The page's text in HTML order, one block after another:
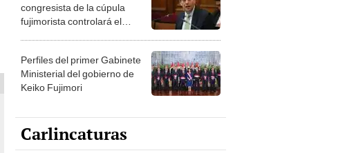
congresista de la cúpula
fujimorista controlará el
Perfiles del primer Gabinete
Ministerial del gobierno de
Keiko Fujimori
Carlincaturas